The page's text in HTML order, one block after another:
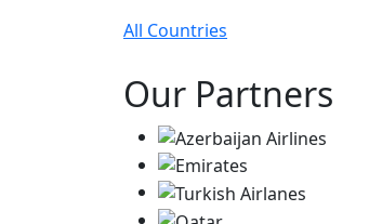
All Countries
Our Partners